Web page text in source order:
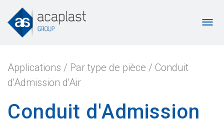
Applications / Par type de pièce / Conduit
d'Admission d'Air
Conduit d'Admission